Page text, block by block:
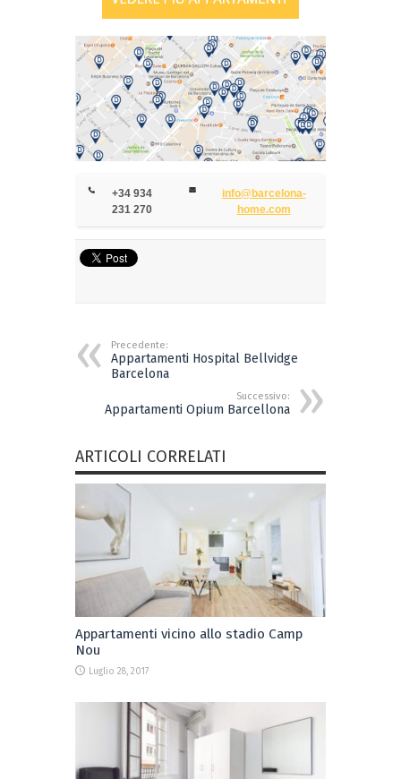
+34 934
231 270
info@barcelona-
home.com
Precedente:
Appartamenti Hospital Bellvidge
Barcelona
Successivo:
Appartamenti Opium Barcellona
ARTICOLI CORRELATI
Appartamenti vicino allo stadio Camp
Nou
Luglio 28, 2017